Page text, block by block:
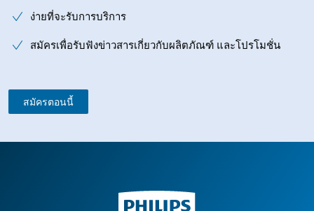
ง่ายที่จะรับการบริการ
สมัครเพื่อรับฟังข่าวสารเกี่ยวกับผลิตภัณฑ์ และโปรโมชั่น
สมัครตอนนี้